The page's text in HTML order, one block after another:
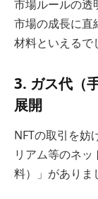
市場ルールの透
市場の成長に直
材料といえるで
3. ガス代（
展開
NFTの取引を妨
リアム等のネ
料）」がありま